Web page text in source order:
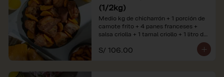
(1/2kg)
Medio kg de chicharrón + 1 porción de
camote frito + 4 panes franceses +
salsa criolla + 1 tamal criollo + 1 litro de
*Nuestros precios están expresados en
S/ 106.00